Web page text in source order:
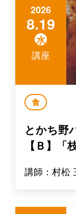
2026
8.19
水
講座
食
とかち野
【Ｂ】「
講師：村松